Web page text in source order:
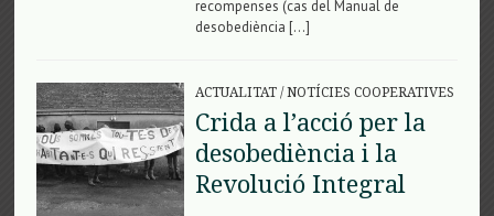
recompenses (cas del Manual de
desobediència […]
ACTUALITAT/NOTÍCIES COOPERATIVES
Crida a l’acció per la
desobediència i la
Revolució Integral